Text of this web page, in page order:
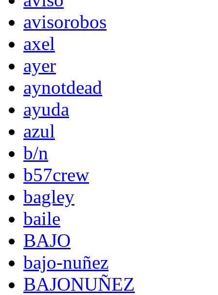
avisorobos
axel
ayer
aynotdead
ayuda
azul
b/n
b57crew
bagley
baile
BAJO
bajo-nuñez
BAJONUÑEZ